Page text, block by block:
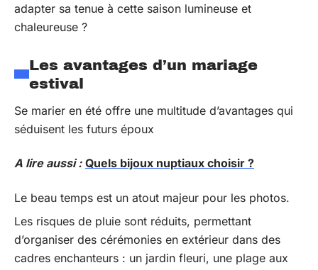
adapter sa tenue à cette saison lumineuse et
chaleureuse ?
Les avantages d’un mariage
estival
Se marier en été offre une multitude d’avantages qui
séduisent les futurs époux
A lire aussi : Quels bijoux nuptiaux choisir ?
Le beau temps est un atout majeur pour les photos.
Les risques de pluie sont réduits, permettant
d’organiser des cérémonies en extérieur dans des
cadres enchanteurs : un jardin fleuri, une plage aux